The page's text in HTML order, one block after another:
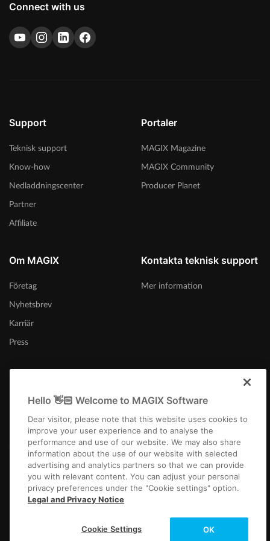
Connect with us
Support
Teknisk support
Know-how
Nedladdningscenter
Partner
Affiliate
Portaler
MAGIX Magazine
MAGIX Community
Producer Planet
Om MAGIX
Företag
Nyhetsbrev
Karriär
Press
Kontakta teknisk support
Mer information
Sverige
FöretagsfaktaAllmänna affärsvillkorTävlingsvillkorPrivacyCookie settings
EULABetalning / frakt
registered trademarks of their respective owners.
Hello 👋🏻 Welcome to MAGIX Software
Dear visitor, please note that this website uses cookies to
improve your user experience and to analyse the
performance and use of our website. We may also share
information about the use of our website with selected
advertising and analytics partners so that we can provide
you with relevant content. You can adjust your personal
privacy preferences under the "Cookie settings" option.
Legal and Privacy Notice
OK
Cookie Settings